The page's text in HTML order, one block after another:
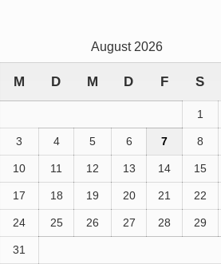
August 2026
M D M D F S
1
3 4 5 6 7 8
10 11 12 13 14 15
17 18 19 20 21 22
24 25 26 27 28 29
31